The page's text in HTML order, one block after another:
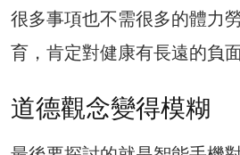
很多事項也不需很多的體力
育，肯定對健康有長遠的負
道德觀念變得模糊